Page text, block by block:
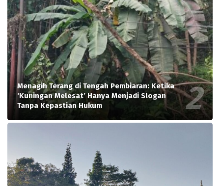
Menagih Terang di Tengah Pembiaran: Ketika
‘Kuningan Melesat’ Hanya Menjadi Slogan
Tanpa Kepastian Hukum